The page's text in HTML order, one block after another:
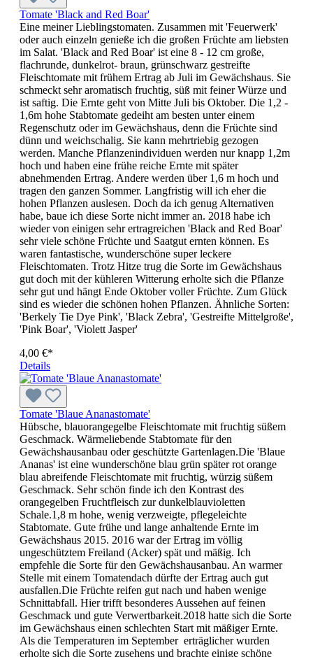
Tomate 'Black and Red Boar'
Eine meiner Lieblingstomaten. Zusammen mit 'Feuerwerk'
oder auch einzeln genieße ich die großen Früchte am liebsten
im Salat. 'Black and Red Boar' ist eine 8 - 12 cm große,
flachrunde, dunkelrot- braun, grünschwarz gestreifte
Fleischtomate mit frühem Ertrag ab Juli im Gewächshaus. Sie
schmeckt sehr aromatisch fruchtig, süß mit feiner Würze und
ist saftig. Die Ernte geht von Mitte Juli bis Oktober. Die 1,2 -
1,6m hohe Stab­tomate gedeiht am besten unter einem
Regenschutz oder im Gewächshaus, denn die Früchte sind
dünn und weichschalig. Sie kann mehrtriebig gezogen
werden. Manche Pflanzenindividuen werden nur knapp 1,2m
hoch und haben eine frühe reiche Ernte mit später
abnehmenden Ertrag. Andere werden über 1,6 m hoch und
tragen den ganzen Sommer. Langfristig will ich eher die
hohen Pflanzen auslesen. Doch da ich genug Alternativen
habe, baue ich diese Sorte nicht immer an. 2018 habe ich
wieder von einigen sehr ertragreichen 'Black and Red Boar'
sehr viele schöne Früchte und Saatgut ernten können. Es
waren fantastische, wunderschöne super leckere
Fleischtomaten. Trotz Hitze trug die Sorte im Gewächshaus
gut doch mit der kühleren Witterung erholte sich die Pflanze
sehr gut und hängt Ende Oktober voller Früchte. Zum Glück
sind es wieder die schönen hohen Pflanzen. Ähnliche Sorten:
'Berkely Tie Dye Pink', 'Black Zebra', 'Gestreifte Mittelgroße',
'Pink Boar', 'Violett Jasper'
4,00 €*
Details
Tomate 'Blaue Ananastomate'
Hübsche, blauorangegelbe Fleischtomate mit fruchtig süßem
Geschmack. Wärmeliebende Stabtomate für den
Gewächshausanbau oder geschützte Gartenlagen.Die 'Blaue
Ananas' ist eine wunderschöne blau grün später rot orange
blau abreifende Fleischtomate mit fruchtig, würzig süßem
Geschmack. Sehr schön finde ich den Kontrast des
orangegelben Fruchtfleisch zur dunkelblauvioletten
Schale.1,8 m hohe, wenig verzweigte, pflegeleichte
Stabtomate. Gute frühe und lange anhaltende Ernte im
Gewächshaus 2015. 2016 war der Ertrag im völlig
ungeschütztem Freiland (Acker) spät und mäßig. Ich
empfehle die Sorte für den Gewächshausanbau. An warmer
Stelle mit einem Tomatendach dürfte der Ertrag auch gut
ausfallen.Die Früchte reifen gut nach und haben wenige
Schnittabfall. Hier trifft besonderes Aussehen auf feinen
Geschmack und gute Verwertbarkeit.2018 hatte sich die Sorte
im Gewächshaus einen schlechten Start mit mäßiger Ernte.
Als die Temperaturen im September erträglicher wurden
erholte sich die Sorte zusehens und brachte einige schöne